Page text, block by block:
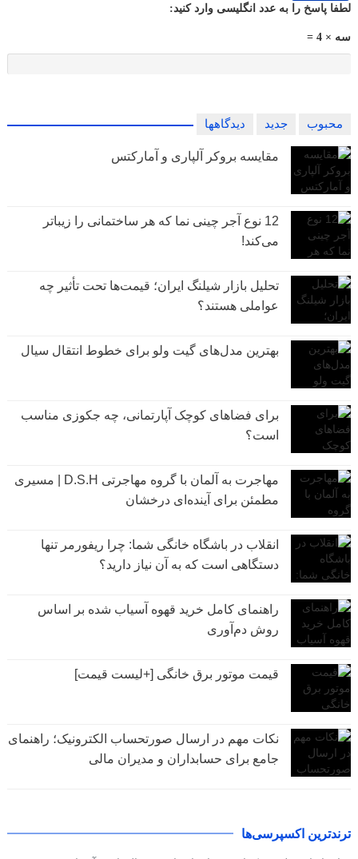
لطفا پاسخ را به عدد انگلیسی وارد کنید:
سه × 4 =
محبوب جدید دیدگاهها
مقایسه بروکر آلپاری و آمارکتس
12 نوع آجر چینی نما که هر ساختمانی را زیباتر
می‌کند!
تحلیل بازار شیلنگ ایران؛ قیمت‌ها تحت تأثیر چه
عواملی هستند؟
بهترین مدل‌های گیت ولو برای خطوط انتقال سیال
برای فضاهای کوچک آپارتمانی، چه جکوزی مناسب
است؟
مهاجرت به آلمان با گروه مهاجرتی D.S.H | مسیری
مطمئن برای آینده‌ای درخشان
انقلاب در باشگاه خانگی شما: چرا ریفورمر تنها
دستگاهی است که به آن نیاز دارید؟
راهنمای کامل خرید قهوه آسیاب شده بر اساس
روش دم‌آوری
قیمت موتور برق خانگی [+لیست قیمت]
نکات مهم در ارسال صورتحساب الکترونیک؛ راهنمای
جامع برای حسابداران و مدیران مالی
ترندترین اکسپرسی‌ها